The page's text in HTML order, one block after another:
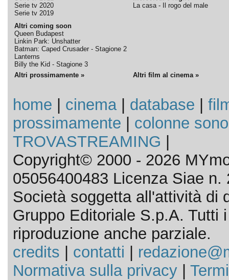
Serie tv 2020
Serie tv 2019
Altri coming soon
Queen Budapest
Linkin Park: Unshatter
Batman: Caped Crusader - Stagione 2
Lanterns
Billy the Kid - Stagione 3
La casa - Il rogo del male
Altri prossimamente » Altri film al cinema »
home cinema| database
prossimamente
colonne
TROVASTREAMING
Copyright© 2000 - 2026
05056400483 Licenza Siae n.
Società soggetta all'attività di
Gruppo Editoriale S.p.A. Tutti
riproduzione anche parziale.
credits
contatti
Normativa sulla privacy|